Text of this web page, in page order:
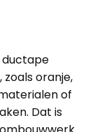
ductape
oranje,
of
Dat is